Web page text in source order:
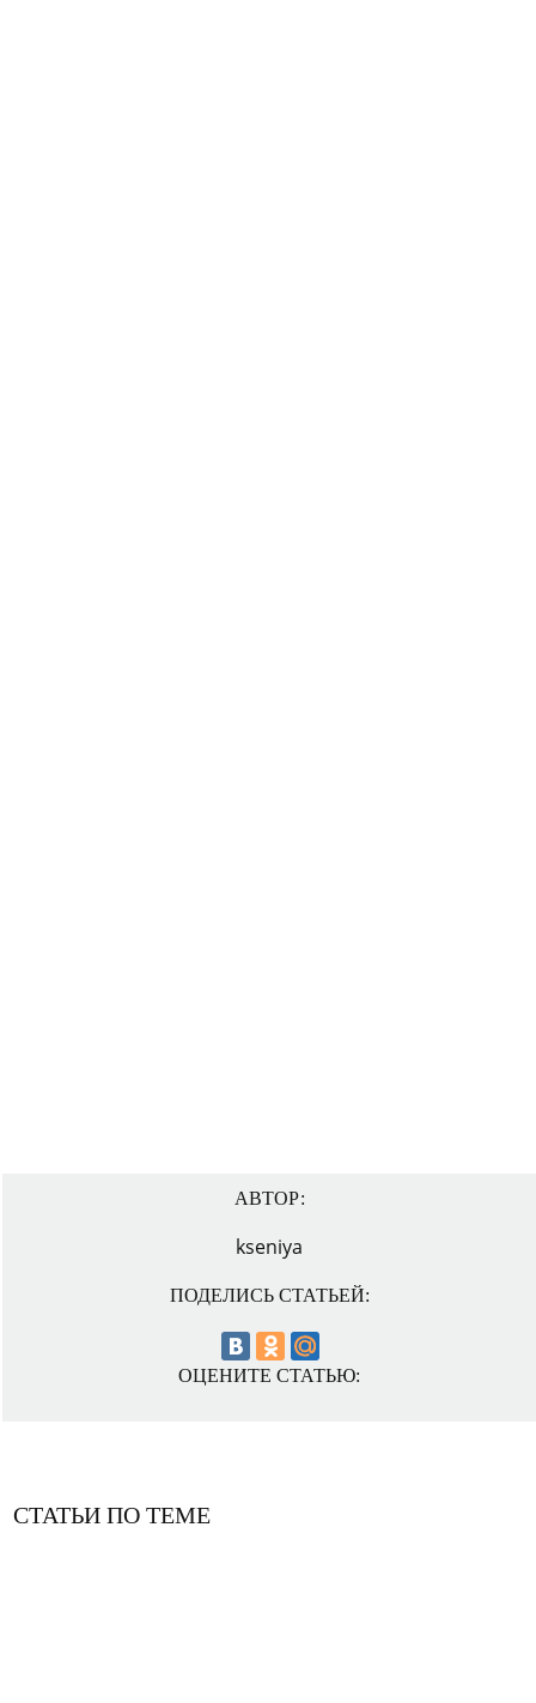
АВТОР:
kseniya
ПОДЕЛИСЬ СТАТЬЕЙ:
ОЦЕНИТЕ СТАТЬЮ:
СТАТЬИ ПО ТЕМЕ